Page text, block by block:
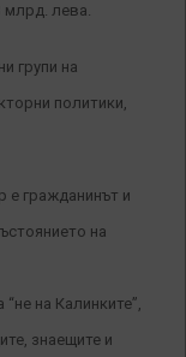
млрд. лева.
групи на
политики,
е гражданинът и
на
на Калинките”,
знаещите и